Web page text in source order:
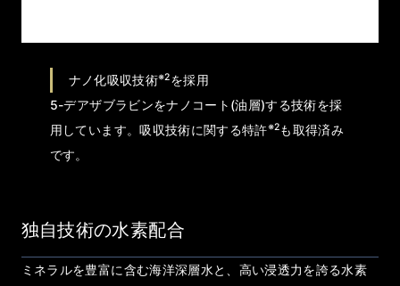
ナノ化吸収技術※2を採用
5-デアザブラビンをナノコート(油層)する技術を採
用しています。吸収技術に関する特許※2も取得済み
です。
独自技術の水素配合
ミネラルを豊富に含む海洋深層水と、高い浸透力を誇る水素